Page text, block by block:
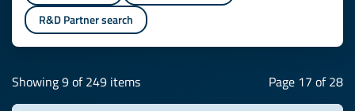
R&D Partner search
Showing 9 of 249 items Page 17 of 28